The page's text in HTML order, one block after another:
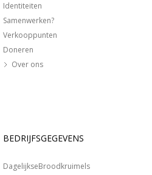
Identiteiten
Samenwerken?
Verkooppunten
Doneren
Over ons
BEDRIJFSGEGEVENS
DagelijkseBroodkruimels